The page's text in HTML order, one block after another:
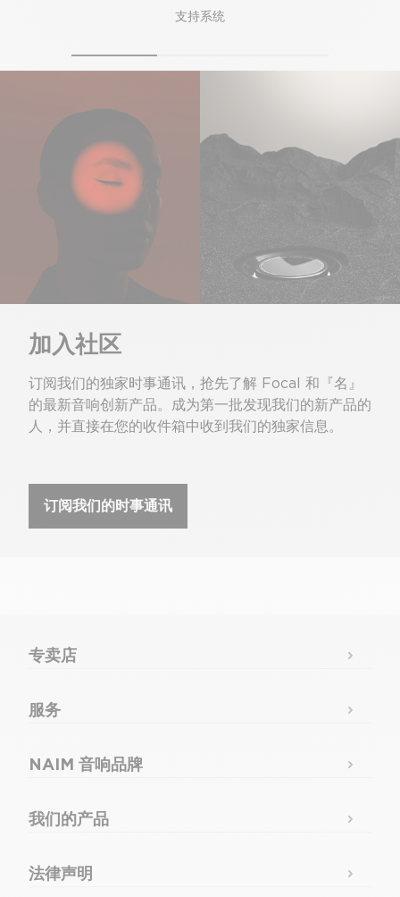
支持系统
加入社区
订阅我们的独家时事通讯，抢先了解 Focal 和『名』
的最新音响创新产品。成为第一批发现我们的新产品的
人，并直接在您的收件箱中收到我们的独家信息。
订阅我们的时事通讯
专卖店
服务
NAIM 音响品牌
我们的产品
法律声明